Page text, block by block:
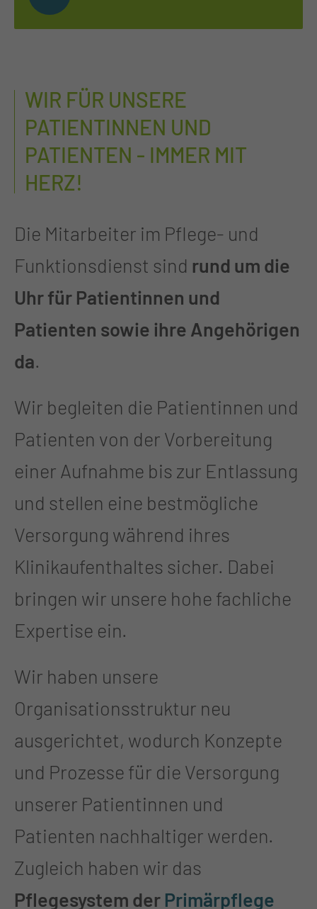
WIR FÜR UNSERE
PATIENTINNEN UND
PATIENTEN - IMMER MIT
HERZ!
Die Mitarbeiter im Pflege- und
Funktionsdienst sind rund um die
Uhr für Patientinnen und
Patienten sowie ihre Angehörigen
da.
Wir begleiten die Patientinnen und
Patienten von der Vorbereitung
einer Aufnahme bis zur Entlassung
und stellen eine bestmögliche
Versorgung während ihres
Klinikaufenthaltes sicher. Dabei
bringen wir unsere hohe fachliche
Expertise ein.
Wir haben unsere
Organisationsstruktur neu
ausgerichtet, wodurch Konzepte
und Prozesse für die Versorgung
unserer Patientinnen und
Patienten nachhaltiger werden.
Zugleich haben wir das
Pflegesystem der Primärpflege